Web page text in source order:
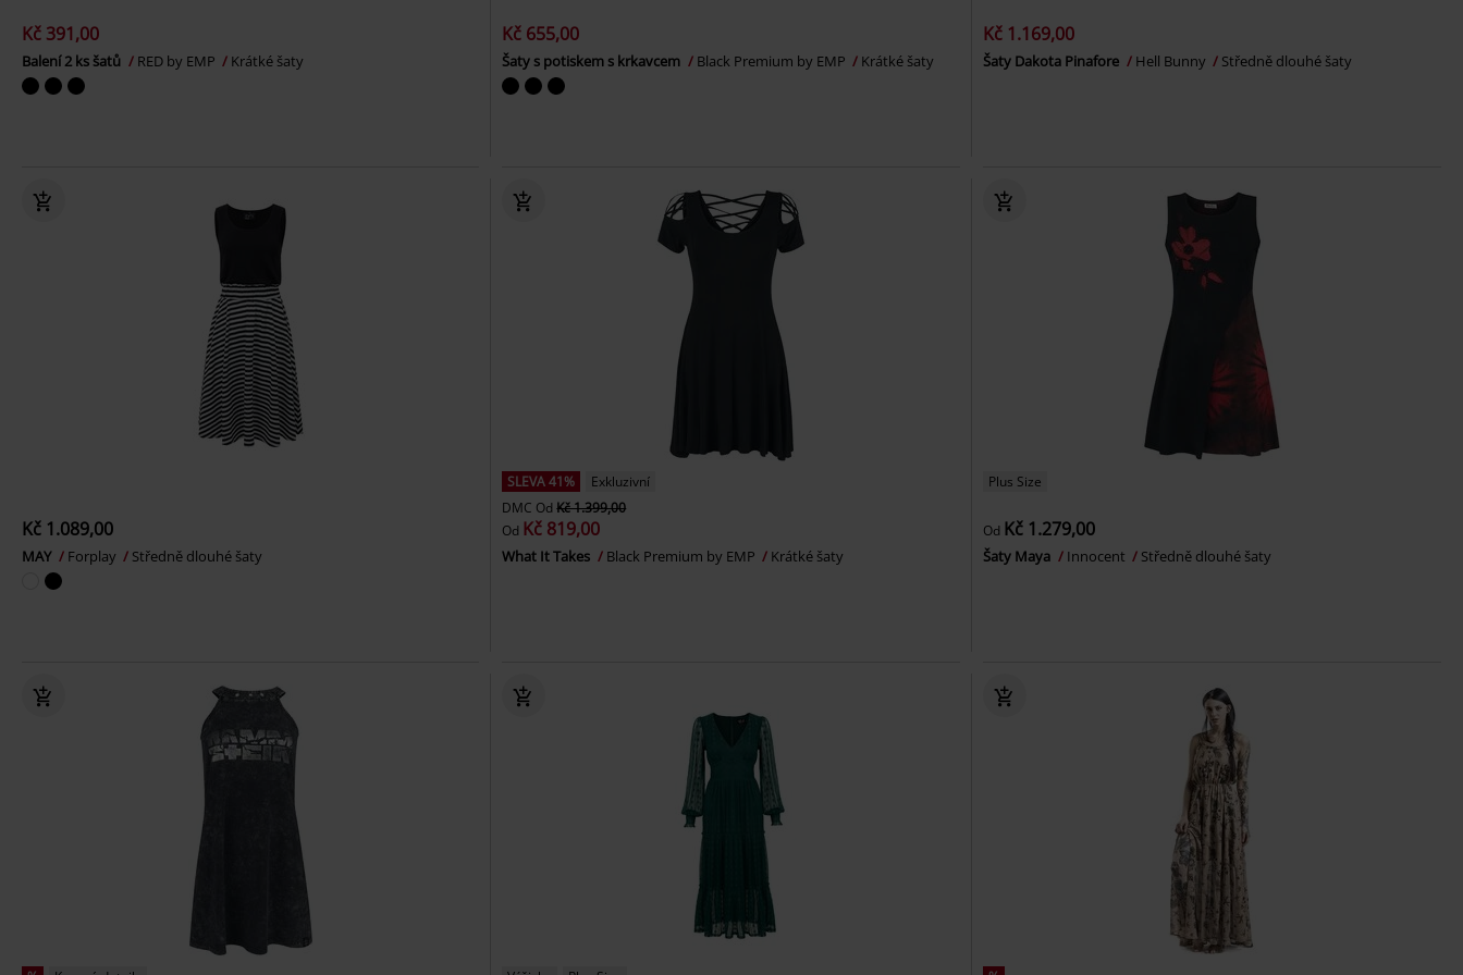
Kč 391,00
Balení 2 ks šatů RED by EMP Krátké šaty
Kč 655,00
Šaty s potiskem s krkavcem Black Premium by EMP Krátké šaty
Kč 1.169,00
Šaty Dakota Pinafore Hell Bunny Středně dlouhé šaty
Kč 1.089,00
MAY Forplay Středně dlouhé šaty
SLEVA 41%
Exkluzivní
DMC OdKč 1.399,00
Od Kč 819,00
What It Takes Black Premium by EMP Krátké šaty
Plus Size
Od Kč 1.279,00
Šaty Maya Innocent Středně dlouhé šaty